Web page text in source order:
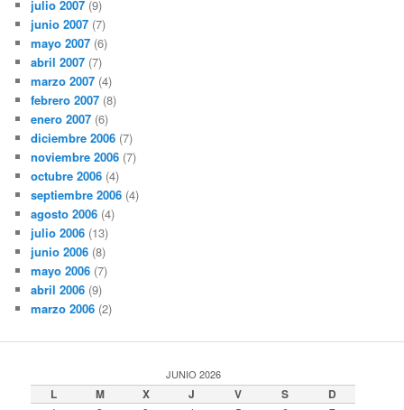
julio 2007 (9)
junio 2007 (7)
mayo 2007 (6)
abril 2007 (7)
marzo 2007 (4)
febrero 2007 (8)
enero 2007 (6)
diciembre 2006 (7)
noviembre 2006 (7)
octubre 2006 (4)
septiembre 2006 (4)
agosto 2006 (4)
julio 2006 (13)
junio 2006 (8)
mayo 2006 (7)
abril 2006 (9)
marzo 2006 (2)
JUNIO 2026
L M X J V S
D